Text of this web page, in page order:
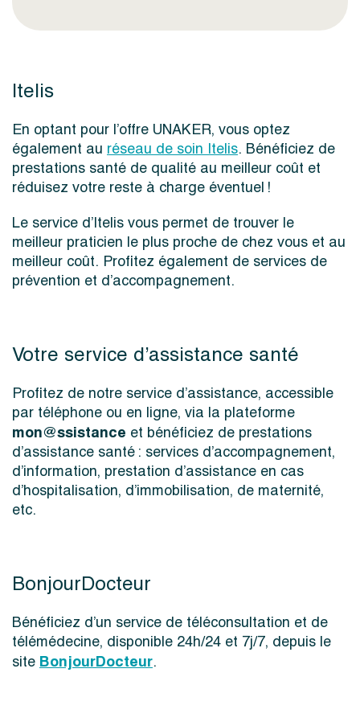
Itelis
En optant pour l’offre UNAKER, vous optez
également au réseau de soin Itelis. Bénéficiez de
prestations santé de qualité au meilleur coût et
réduisez votre reste à charge éventuel !
Le service d’Itelis vous permet de trouver le
meilleur praticien le plus proche de chez vous et au
meilleur coût. Profitez également de services de
prévention et d’accompagnement.
Votre service d’assistance santé
Profitez de notre service d’assistance, accessible
par téléphone ou en ligne, via la plateforme
mon@ssistance et bénéficiez de prestations
d’assistance santé : services d’accompagnement,
d’information, prestation d’assistance en cas
d’hospitalisation, d’immobilisation, de maternité,
etc.
BonjourDocteur
Bénéficiez d’un service de téléconsultation et de
télémédecine, disponible 24h/24 et 7j/7, depuis le
siteBonjourDocteur.